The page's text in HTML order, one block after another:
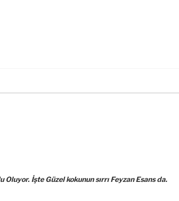
İşte Güzel kokunun sırrı Feyzan Esans da.